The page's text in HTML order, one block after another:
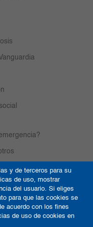
y de terceros para su
de uso, mostrar
del usuario. Si eliges
para que las cookies se
acuerdo con los fines
de uso de cookies en